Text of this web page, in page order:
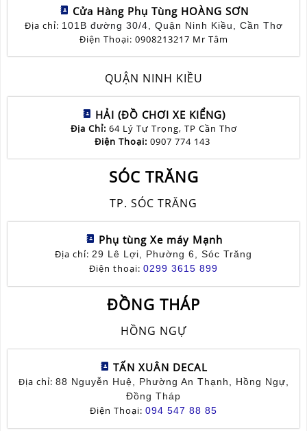
Cửa Hàng Phụ Tùng HOÀNG SƠN
Địa chỉ: 101B đường 30/4, Quận Ninh Kiều, Cần Thơ
Điện Thoại: 0908213217 Mr Tâm
QUẬN NINH KIỀU
HẢI (ĐỒ CHƠI XE KIỂNG)
Địa Chỉ: 64 Lý Tự Trọng, TP Cần Thơ
Điện Thoại: 0907 774 143
SÓC TRĂNG
TP. SÓC TRĂNG
Phụ tùng Xe máy Mạnh
Địa chỉ: 29 Lê Lợi, Phường 6, Sóc Trăng
Điện thoại: 0299 3615 899
ĐỒNG THÁP
HỒNG NGỰ
TẤN XUÂN DECAL
Địa chỉ: 88 Nguyễn Huệ, Phường An Thạnh, Hồng Ngự,
Đồng Tháp
Điện Thoại: 094 547 88 85